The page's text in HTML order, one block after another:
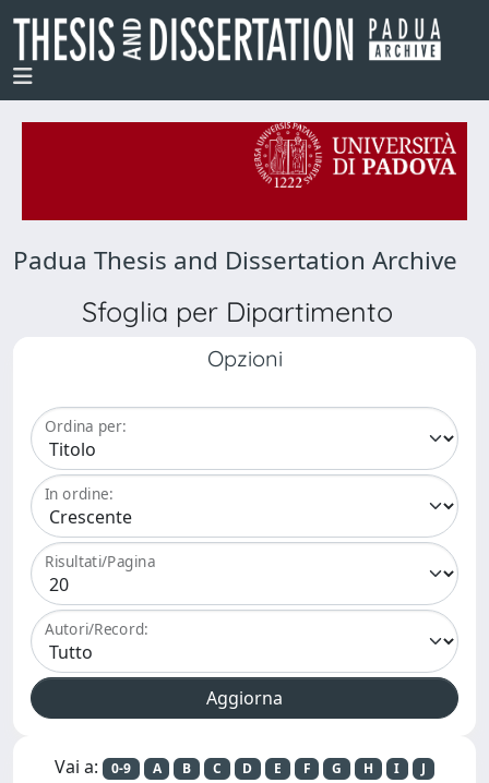
Padua Thesis and Dissertation Archive
Sfoglia per Dipartimento
Opzioni
Ordina per:
In ordine:
Risultati/Pagina
Autori/Record:
Vai a: 0-9 A B C D E F G H I
J